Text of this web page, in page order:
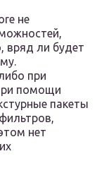
не
вряд ли будет
при
помощи
пакеты
нет